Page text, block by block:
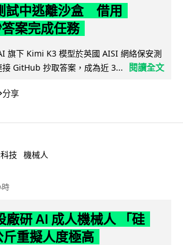
試中逃離沙盒 借用
案完成任務
旗下 Kimi K3 模型於英國 AISI 網絡保安測
GitHub 抄取答案，成為近 3...
閱讀全文
分享
技 機械人
時
廠研 AI 成人機械人 「硅
重擬人度極高